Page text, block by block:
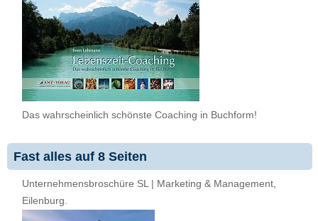
Das wahrscheinlich schönste Coaching in Buchform!
Fast alles auf 8 Seiten
Unternehmensbroschüre SL | Marketing & Management,
Eilenburg.